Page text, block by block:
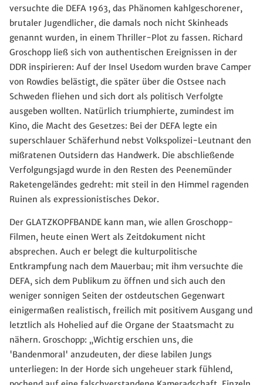
versuchte die DEFA 1963, das Phänomen kahlgeschorener,
brutaler Jugendlicher, die damals noch nicht Skinheads
genannt wurden, in einem Thriller-Plot zu fassen. Richard
Groschopp ließ sich von authentischen Ereignissen in der
DDR inspirieren: Auf der Insel Usedom wurden brave Camper
von Rowdies belästigt, die später über die Ostsee nach
Schweden fliehen und sich dort als politisch Verfolgte
ausgeben wollten. Natürlich triumphierte, zumindest im
Kino, die Macht des Gesetzes: Bei der DEFA legte ein
superschlauer Schäferhund nebst Volkspolizei-Leutnant den
mißratenen Outsidern das Handwerk. Die abschließende
Verfolgungsjagd wurde in den Resten des Peenemünder
Raketengeländes gedreht: mit steil in den Himmel ragenden
Ruinen als expressionistisches Dekor.
Der GLATZKOPFBANDE kann man, wie allen Groschopp-
Filmen, heute einen Wert als Zeitdokument nicht
absprechen. Auch er belegt die kulturpolitische
Entkrampfung nach dem Mauerbau; mit ihm versuchte die
DEFA, sich dem Publikum zu öffnen und sich auch den
weniger sonnigen Seiten der ostdeutschen Gegenwart
einigermaßen realistisch, freilich mit positivem Ausgang und
letztlich als Hohelied auf die Organe der Staatsmacht zu
nähern. Groschopp: „Wichtig erschien uns, die
'Bandenmoral' anzudeuten, der diese labilen Jungs
unterliegen: In der Horde sich ungeheuer stark fühlend,